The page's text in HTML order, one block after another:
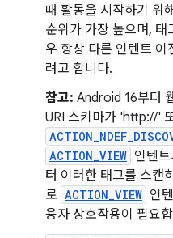
때 활동을 시작하기 위
순위가 가장 높으며, 태
우 항상 다른 인텐트
려고 합니다.
참고: Android 16부터
URI 스키마가 'http://'
ACTION_VIEW 인텐
터 이러한 태그를 스캔
로 ACTION_VIEW 인
용자 상호작용이 필요